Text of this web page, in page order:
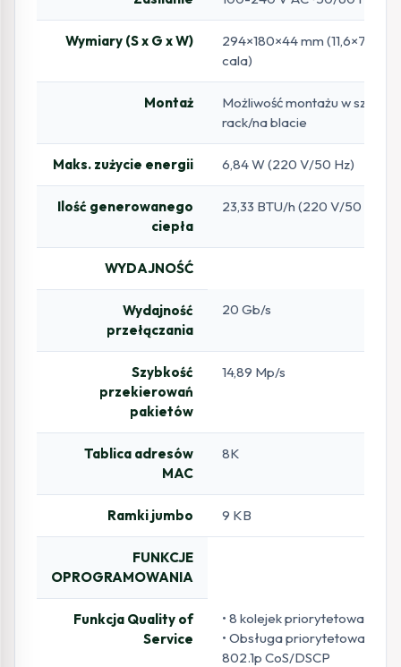
Wymiary (S x G x W)
294×180×44 mm (11,6×7,1×1,7
cala)
Montaż
Możliwość montażu w szafie
rack/na blacie
Maks. zużycie energii 6,84 W (220 V/50 Hz)
Ilość generowanego
ciepła
23,33 BTU/h (220 V/50 Hz)
WYDAJNOŚĆ
Wydajność
przełączania
20 Gb/s
Szybkość
przekierowań
pakietów
14,89 Mp/s
Tablica adresów
MAC
8K
Ramki jumbo 9 KB
FUNKCJE
OPROGRAMOWANIA
Funkcja Quality of
Service
• 8 kolejek priorytetowania
• Obsługa priorytetowania
802.1p CoS/DSCP